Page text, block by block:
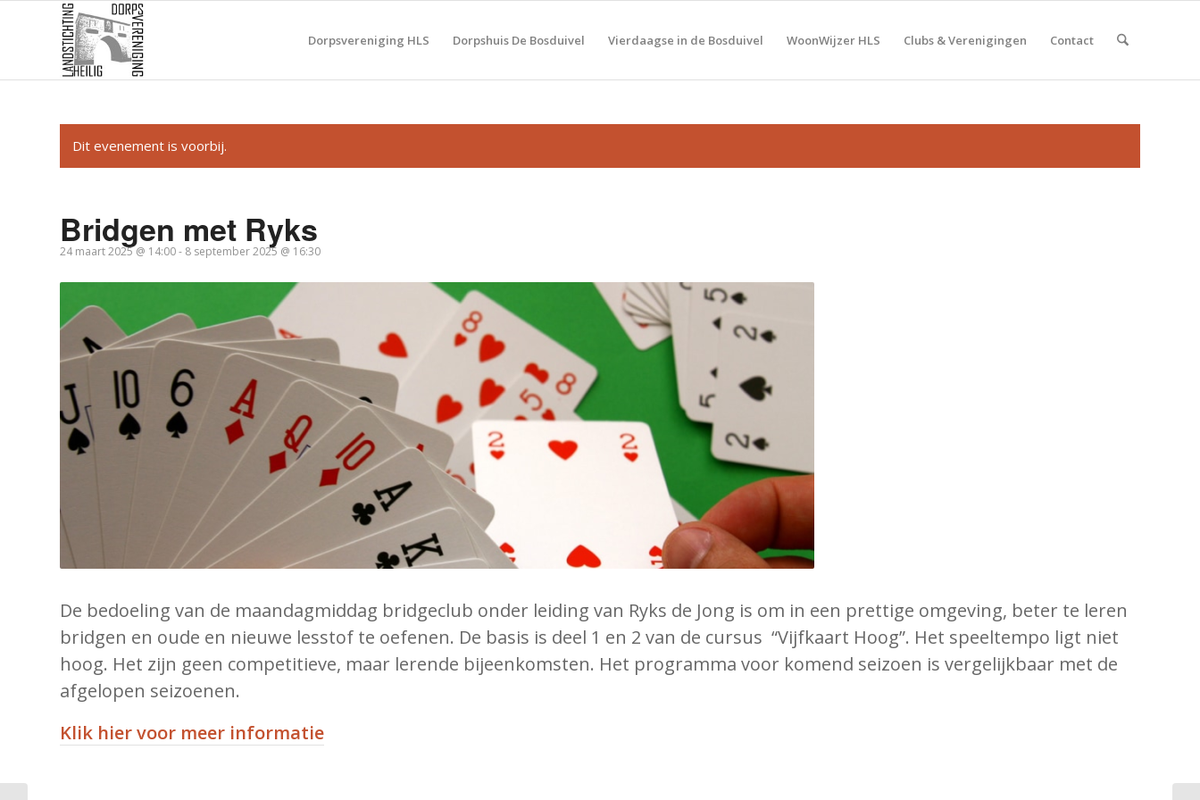
Dorpsvereniging HLS Dorpshuis De Bosduivel Vierdaagse in de Bosduivel WoonWijzer HLS Clubs & Verenigingen Contact
Dit evenement is voorbij.
Bridgen met Ryks
24 maart 2025 @ 14:00- 8 september 2025 @ 16:30
De bedoeling van de maandagmiddag bridgeclub onder leiding van Ryks de Jong is om in een prettige omgeving, beter te leren
bridgen en oude en nieuwe lesstof te oefenen. De basis is deel 1 en 2 van de cursus “Vijfkaart Hoog”. Het speeltempo ligt niet
hoog. Het zijn geen competitieve, maar lerende bijeenkomsten. Het programma voor komend seizoen is vergelijkbaar met de
afgelopen seizoenen.
Klik hier voor meer informatie